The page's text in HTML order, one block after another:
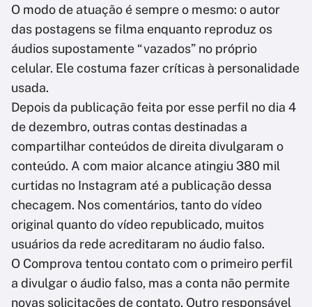
O modo de atuação é sempre o mesmo: o autor
das postagens se filma enquanto reproduz os
áudios supostamente “vazados” no próprio
celular. Ele costuma fazer críticas à personalidade
usada.
Depois da publicação feita por esse perfil no dia 4
de dezembro, outras contas destinadas a
compartilhar conteúdos de direita divulgaram o
conteúdo. A com maior alcance atingiu 380 mil
curtidas no Instagram até a publicação dessa
checagem. Nos comentários, tanto do vídeo
original quanto do vídeo republicado, muitos
usuários da rede acreditaram no áudio falso.
O Comprova tentou contato com o primeiro perfil
a divulgar o áudio falso, mas a conta não permite
novas solicitações de contato. Outro responsável